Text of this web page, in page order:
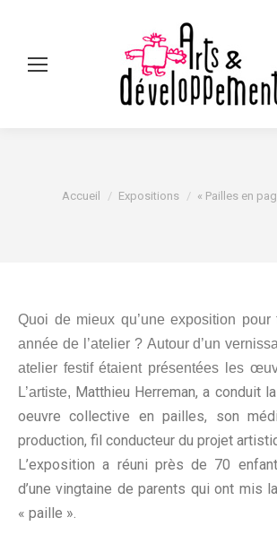
Vous êtes ici :
Accueil Expositions « Pailles en
Quoi de mieux qu’une exposition pour
année de l’atelier ? Autour d’un
atelier festif étaient présentées les
L’artiste, Matthieu Herreman,a conduit
oeuvre collective en pailles, son
production, fil conducteur du projet
L’exposition a réuni près de 70
d’une vingtaine de parents qui ont mis
« paille ».